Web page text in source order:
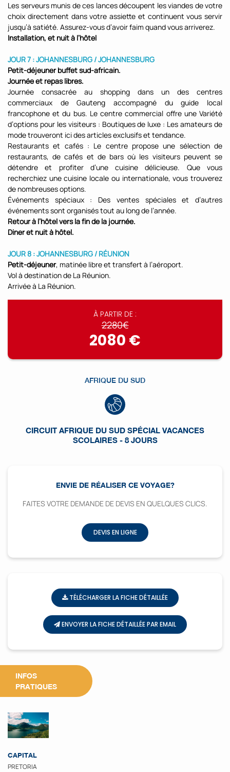
Les serveurs munis de ces lances découpent les viandes de votre
choix directement dans votre assiette et continuent vous servir
jusqu’à satiété. Assurez-vous d’avoir faim quand vous arriverez.
Installation, et nuit à l’hôtel
JOUR 7 : JOHANNESBURG / JOHANNESBURG
Petit-déjeuner buffet sud-africain.
Journée et repas libres.
Journée consacrée au shopping dans un des centres
commerciaux de Gauteng accompagné du guide local
francophone et du bus. Le centre commercial offre une Variété
d’options pour les visiteurs : Boutiques de luxe : Les amateurs de
mode trouveront ici des articles exclusifs et tendance.
Restaurants et cafés : Le centre propose une sélection de
restaurants, de cafés et de bars où les visiteurs peuvent se
détendre et profiter d’une cuisine délicieuse. Que vous
recherchiez une cuisine locale ou internationale, vous trouverez
de nombreuses options.
Événements spéciaux : Des ventes spéciales et d’autres
événements sont organisés tout au long de l’année.
Retour à l’hôtel vers la fin de la journée.
Diner et nuit à hôtel.
JOUR 8 : JOHANNESBURG / RÉUNION
Petit-déjeuner, matinée libre et transfert à l’aéroport.
Vol à destination de La Réunion.
Arrivée à La Réunion.
À PARTIR DE :
2280€
2080 €
AFRIQUE DU SUD
CIRCUIT AFRIQUE DU SUD SPÉCIAL VACANCES
SCOLAIRES - 8 JOURS
ENVIE DE RÉALISER CE VOYAGE?
FAITES VOTRE DEMANDE DE DEVIS EN QUELQUES CLICS.
DEVIS EN LIGNE
TÉLÉCHARGER LA FICHE DÉTAILLÉE
ENVOYER LA FICHE DÉTAILLÉE PAR EMAIL
INFOS
PRATIQUES
CAPITAL
PRETORIA